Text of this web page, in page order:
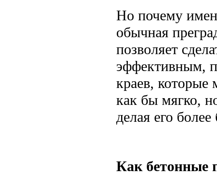
Но почему
обычная
позволяет
эффективным,
краев,
как бы мягко,
делая его
Как бетонные